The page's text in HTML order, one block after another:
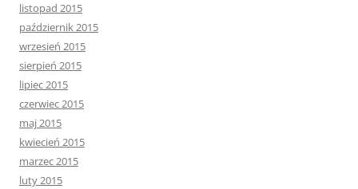
listopad 2015
październik 2015
wrzesień 2015
sierpień 2015
lipiec 2015
czerwiec 2015
maj 2015
kwiecień 2015
marzec 2015
luty 2015